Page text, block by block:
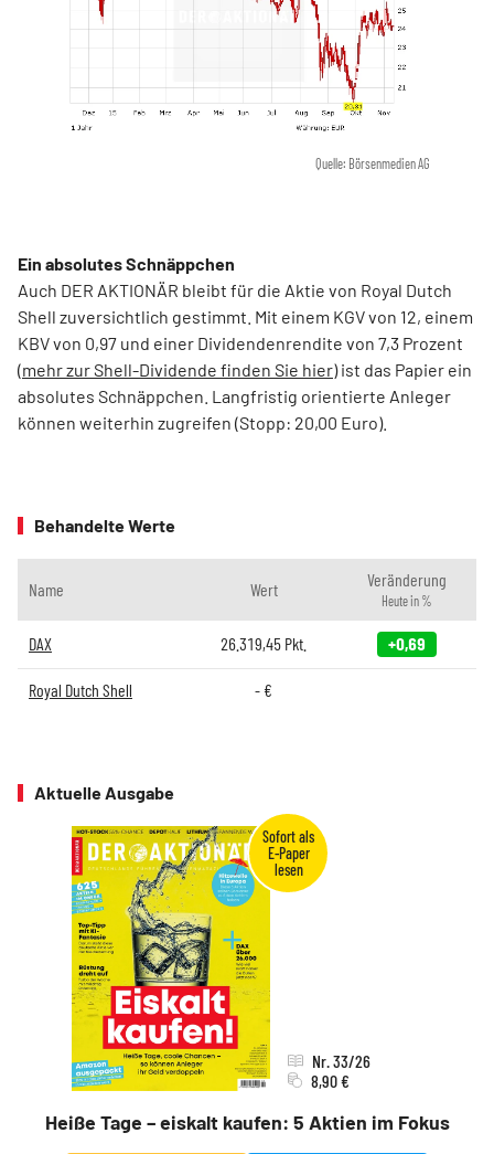
Quelle: Börsenmedien AG
Ein absolutes Schnäppchen
Auch DER AKTIONÄR bleibt für die Aktie von Royal Dutch
Shell zuversichtlich gestimmt. Mit einem KGV von 12, einem
KBV von 0,97 und einer Dividendenrendite von 7,3 Prozent
(mehr zur Shell-Dividende finden Sie hier) ist das Papier ein
absolutes Schnäppchen. Langfristig orientierte Anleger
können weiterhin zugreifen (Stopp: 20,00 Euro).
Behandelte Werte
Name Wert Veränderung
Heute in %
DAX 26.319,45 Pkt. +0,69
Royal Dutch Shell - €
Aktuelle Ausgabe
Heiße Tage – eiskalt kaufen: 5 Aktien im Fokus
Nr. 33/26
8,90 €